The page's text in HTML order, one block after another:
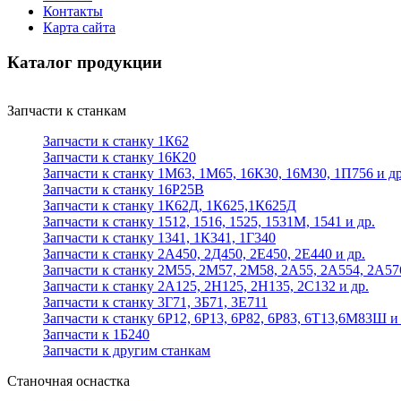
Контакты
Карта сайта
Каталог продукции
Запчасти к станкам
Запчасти к станку 1К62
Запчасти к станку 16К20
Запчасти к станку 1М63, 1М65, 16К30, 16М30, 1П756 и
Запчасти к станку 16Р25В
Запчасти к станку 1К62Д, 1К625,1К625Д
Запчасти к станку 1512, 1516, 1525, 1531М, 1541 и др.
Запчасти к станку 1341, 1К341, 1Г340
Запчасти к станку 2А450, 2Д450, 2Е450, 2Е440 и др.
Запчасти к станку 2М55, 2М57, 2М58, 2А55, 2А554,
Запчасти к станку 2А125, 2Н125, 2Н135, 2С132 и др.
Запчасти к станку 3Г71, 3Б71, 3Е711
Запчасти к станку 6Р12, 6Р13, 6Р82, 6Р83, 6Т13,6М83Ш и
Запчасти к 1Б240
Запчасти к другим станкам
Станочная оснастка